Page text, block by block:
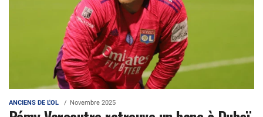
ANCIENS DE L'OL Novembre 2025